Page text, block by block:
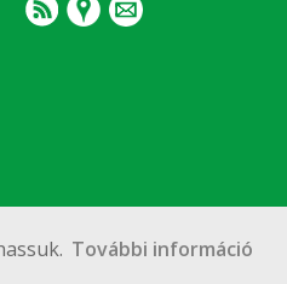
További információ
2020 BME Építőmérnöki Kar
1 463 3531